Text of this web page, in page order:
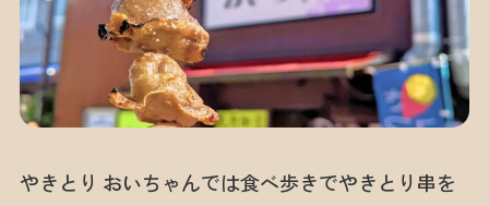
やきとり おいちゃんでは食べ歩きでやきとり串を